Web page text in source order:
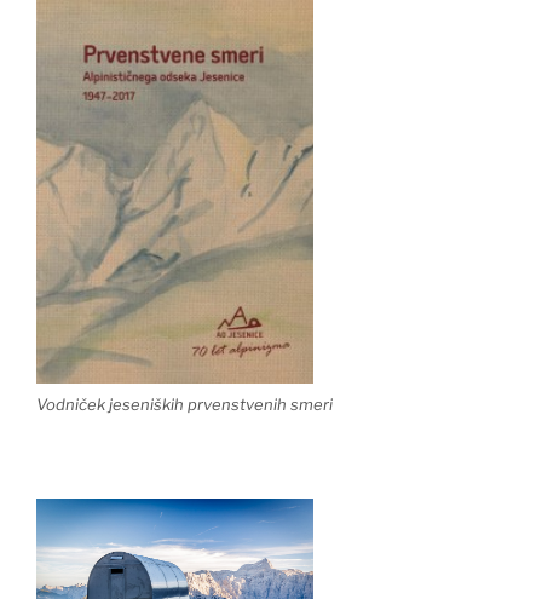
Vodniček jeseniških prvenstvenih smeri